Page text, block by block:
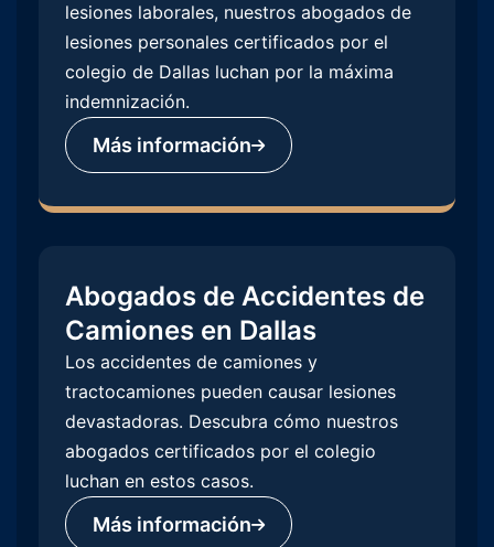
lesiones laborales, nuestros abogados de
lesiones personales certificados por el
colegio de Dallas luchan por la máxima
indemnización.
Más información
Abogados de Accidentes de
Camiones en Dallas
Los accidentes de camiones y
tractocamiones pueden causar lesiones
devastadoras. Descubra cómo nuestros
abogados certificados por el colegio
luchan en estos casos.
Más información